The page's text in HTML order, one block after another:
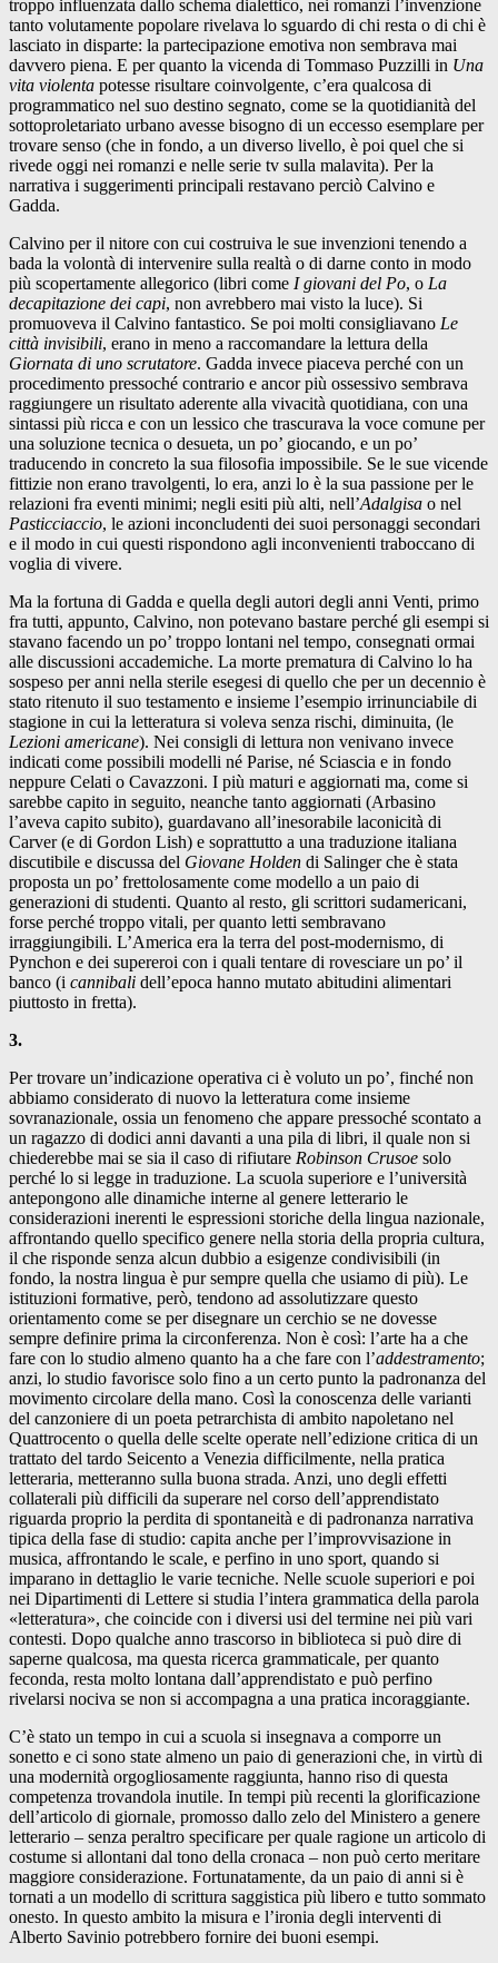
troppo influenzata dallo schema dialettico, nei romanzi l’invenzione
tanto volutamente popolare rivelava lo sguardo di chi resta o di chi è
lasciato in disparte: la partecipazione emotiva non sembrava mai
davvero piena. E per quanto la vicenda di Tommaso Puzzilli in Una
vita violenta potesse risultare coinvolgente, c’era qualcosa di
programmatico nel suo destino segnato, come se la quotidianità del
sottoproletariato urbano avesse bisogno di un eccesso esemplare per
trovare senso (che in fondo, a un diverso livello, è poi quel che si
rivede oggi nei romanzi e nelle serie tv sulla malavita). Per la
narrativa i suggerimenti principali restavano perciò Calvino e
Gadda.
Calvino per il nitore con cui costruiva le sue invenzioni tenendo a
bada la volontà di intervenire sulla realtà o di darne conto in modo
più scopertamente allegorico (libri come I giovani del Po, o La
decapitazione dei capi, non avrebbero mai visto la luce). Si
promuoveva il Calvino fantastico. Se poi molti consigliavano Le
città invisibili, erano in meno a raccomandare la lettura della
Giornata di uno scrutatore. Gadda invece piaceva perché con un
procedimento pressoché contrario e ancor più ossessivo sembrava
raggiungere un risultato aderente alla vivacità quotidiana, con una
sintassi più ricca e con un lessico che trascurava la voce comune per
una soluzione tecnica o desueta, un po’ giocando, e un po’
traducendo in concreto la sua filosofia impossibile. Se le sue vicende
fittizie non erano travolgenti, lo era, anzi lo è la sua passione per le
relazioni fra eventi minimi; negli esiti più alti, nell’Adalgisa o nel
Pasticciaccio, le azioni inconcludenti dei suoi personaggi secondari
e il modo in cui questi rispondono agli inconvenienti traboccano di
voglia di vivere.
Ma la fortuna di Gadda e quella degli autori degli anni Venti, primo
fra tutti, appunto, Calvino, non potevano bastare perché gli esempi si
stavano facendo un po’ troppo lontani nel tempo, consegnati ormai
alle discussioni accademiche. La morte prematura di Calvino lo ha
sospeso per anni nella sterile esegesi di quello che per un decennio è
stato ritenuto il suo testamento e insieme l’esempio irrinunciabile di
stagione in cui la letteratura si voleva senza rischi, diminuita, (le
Lezioni americane). Nei consigli di lettura non venivano invece
indicati come possibili modelli né Parise, né Sciascia e in fondo
neppure Celati o Cavazzoni. I più maturi e aggiornati ma, come si
sarebbe capito in seguito, neanche tanto aggiornati (Arbasino
l’aveva capito subito), guardavano all’inesorabile laconicità di
Carver (e di Gordon Lish) e soprattutto a una traduzione italiana
discutibile e discussa del Giovane Holden di Salinger che è stata
proposta un po’ frettolosamente come modello a un paio di
generazioni di studenti. Quanto al resto, gli scrittori sudamericani,
forse perché troppo vitali, per quanto letti sembravano
irraggiungibili. L’America era la terra del post-modernismo, di
Pynchon e dei supereroi con i quali tentare di rovesciare un po’ il
banco (i cannibali dell’epoca hanno mutato abitudini alimentari
piuttosto in fretta).
3.
Per trovare un’indicazione operativa ci è voluto un po’, finché non
abbiamo considerato di nuovo la letteratura come insieme
sovranazionale, ossia un fenomeno che appare pressoché scontato a
un ragazzo di dodici anni davanti a una pila di libri, il quale non si
chiederebbe mai se sia il caso di rifiutare Robinson Crusoe solo
perché lo si legge in traduzione. La scuola superiore e l’università
antepongono alle dinamiche interne al genere letterario le
considerazioni inerenti le espressioni storiche della lingua nazionale,
affrontando quello specifico genere nella storia della propria cultura,
il che risponde senza alcun dubbio a esigenze condivisibili (in
fondo, la nostra lingua è pur sempre quella che usiamo di più). Le
istituzioni formative, però, tendono ad assolutizzare questo
orientamento come se per disegnare un cerchio se ne dovesse
sempre definire prima la circonferenza. Non è così: l’arte ha a che
fare con lo studio almeno quanto ha a che fare con l’addestramento;
anzi, lo studio favorisce solo fino a un certo punto la padronanza del
movimento circolare della mano. Così la conoscenza delle varianti
del canzoniere di un poeta petrarchista di ambito napoletano nel
Quattrocento o quella delle scelte operate nell’edizione critica di un
trattato del tardo Seicento a Venezia difficilmente, nella pratica
letteraria, metteranno sulla buona strada. Anzi, uno degli effetti
collaterali più difficili da superare nel corso dell’apprendistato
riguarda proprio la perdita di spontaneità e di padronanza narrativa
tipica della fase di studio: capita anche per l’improvvisazione in
musica, affrontando le scale, e perfino in uno sport, quando si
imparano in dettaglio le varie tecniche. Nelle scuole superiori e poi
nei Dipartimenti di Lettere si studia l’intera grammatica della parola
«letteratura», che coincide con i diversi usi del termine nei più vari
contesti. Dopo qualche anno trascorso in biblioteca si può dire di
saperne qualcosa, ma questa ricerca grammaticale, per quanto
feconda, resta molto lontana dall’apprendistato e può perfino
rivelarsi nociva se non si accompagna a una pratica incoraggiante.
C’è stato un tempo in cui a scuola si insegnava a comporre un
sonetto e ci sono state almeno un paio di generazioni che, in virtù di
una modernità orgogliosamente raggiunta, hanno riso di questa
competenza trovandola inutile. In tempi più recenti la glorificazione
dell’articolo di giornale, promosso dallo zelo del Ministero a genere
letterario – senza peraltro specificare per quale ragione un articolo di
costume si allontani dal tono della cronaca – non può certo meritare
maggiore considerazione. Fortunatamente, da un paio di anni si è
tornati a un modello di scrittura saggistica più libero e tutto sommato
onesto. In questo ambito la misura e l’ironia degli interventi di
Alberto Savinio potrebbero fornire dei buoni esempi.